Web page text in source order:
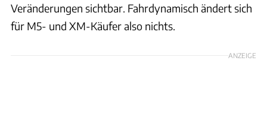
Veränderungen sichtbar. Fahrdynamisch ändert sich
für M5- und XM-Käufer also nichts.
ANZEIGE